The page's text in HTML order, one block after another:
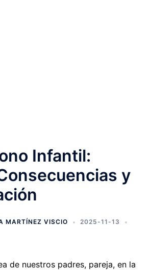
Infantil:
y
MARTÍNEZ VISCIO
2025-11-13
de nuestros padres, pareja, en la